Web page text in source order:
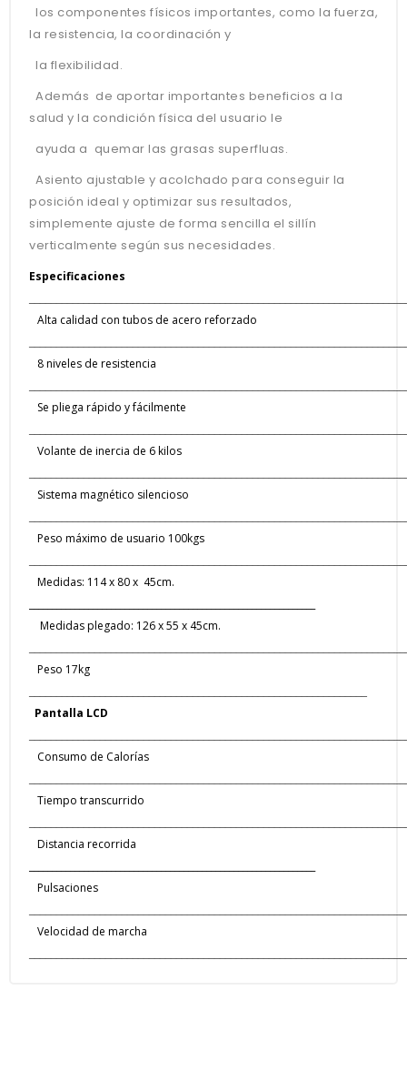
los componentes físicos importantes, como la fuerza,
la resistencia, la coordinación y
la flexibilidad.
Además de aportar importantes beneficios a la
salud y la condición física del usuario le
ayuda a quemar las grasas superfluas.
Asiento ajustable y acolchado para conseguir la
posición ideal y optimizar sus resultados,
simplemente ajuste de forma sencilla el sillín
verticalmente según sus necesidades.
Especificaciones
Alta calidad con tubos de acero reforzado
8 niveles de resistencia
Se pliega rápido y fácilmente
Volante de inercia de 6 kilos
Sistema magnético silencioso
Peso máximo de usuario 100kgs
Medidas: 114 x 80 x 45cm.
Medidas plegado: 126 x 55 x 45cm.
Peso 17kg
Pantalla LCD
Consumo de Calorías
Tiempo transcurrido
Distancia recorrida
Pulsaciones
Velocidad de marcha